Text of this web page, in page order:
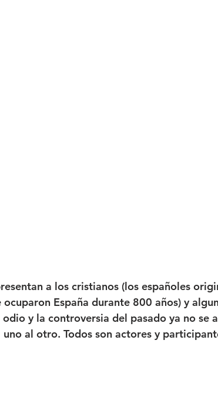
a los cristianos (los españoles
ocuparon España durante 800 años) y
y la controversia del pasado ya no se
al otro. Todos son actores y